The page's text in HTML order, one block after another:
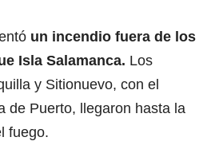
un incendio fuera de los
Isla Salamanca. Los
y Sitionuevo, con el
de Puerto, llegaron hasta la
fuego.